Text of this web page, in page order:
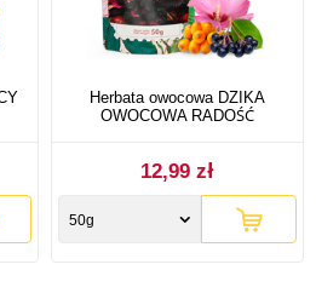
Herbata owocowa DZIKA
OWOCOWA RADOŚĆ
12,99 zł
50g